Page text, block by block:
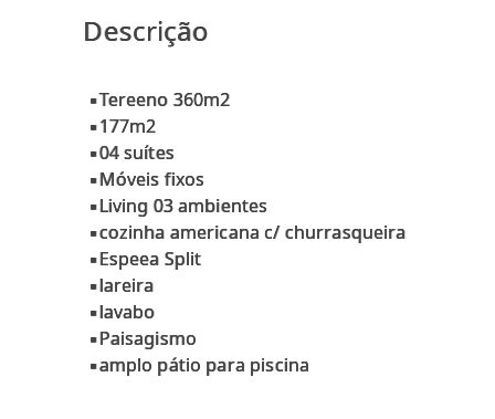
Descrição
▪Tereeno 360m2
▪177m2
▪04 suítes
▪Móveis fixos
▪Living 03 ambientes
▪cozinha americana c/ churrasqueira
▪Espeea Split
▪lareira
▪lavabo
▪Paisagismo